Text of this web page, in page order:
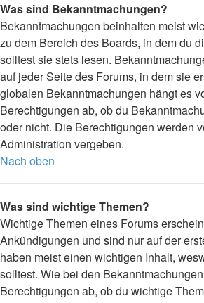
Was sind Bekanntmachungen?
Bekanntmachungen beinhalten meist
zu dem Bereich des Boards, in dem du
solltest sie stets lesen.
auf jeder Seite des Forums, in dem sie
globalen Bekanntmachungen hängt es
Berechtigungen ab, ob du
oder nicht. Die Berechtigungen werden
Administration vergeben.
Nach oben
Was sind wichtige Themen?
Wichtige Themen eines Forums
Ankündigungen und sind nur auf der
haben meist einen wichtigen Inhalt,
solltest. Wie bei den
Berechtigungen ab, ob du wichtige